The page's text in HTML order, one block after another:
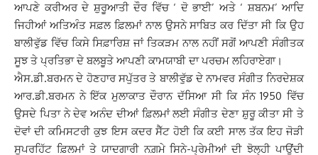
ਆਪਣੇ ਕਰੀਅਰ ਦੇ ਸ਼ੁਰੂਆਤੀ ਦੌਰ ਵਿੱਚ ‘ ਦੋ ਭਾਈ’ ਅਤੇ ‘ ਸ਼ਬਨਮ’ ਆਦਿ
ਜਿਹੀਆਂ ਅਤਿਅੰਤ ਸਫ਼ਲ ਫ਼ਿਲਮਾਂ ਨਾਲ ਉਸਨੇ ਸਾਬਿਤ ਕਰ ਦਿੱਤਾ ਸੀ ਕਿ ਉਹ
ਬਾਲੀਵੁੱਡ ਵਿੱਚ ਕਿਸੇ ਸਿਫ਼ਾਰਿਸ਼ ਜਾਂ ਤਿਕੜਮ ਨਾਲ ਨਹੀਂ ਸਗੋਂ ਆਪਣੀ ਸੰਗੀਤਕ
ਸੂਝ ਤੇ ਪ੍ਰਤਿਭਾ ਦੇ ਬਲਬੂਤੇ ਆਪਣੀ ਕਾਮਯਾਬੀ ਦਾ ਪਰਚਮ ਲਹਿਰਾਏਗਾ।
ਐਸ.ਡੀ.ਬਰਮਨ ਦੇ ਹੋਣਹਾਰ ਸਪੁੱਤਰ ਤੇ ਬਾਲੀਵੁੱਡ ਦੇ ਨਾਮਵਰ ਸੰਗੀਤ ਨਿਰਦੇਸ਼ਕ
ਆਰ.ਡੀ.ਬਰਮਨ ਨੇ ਇੱਕ ਮੁਲਾਕਾਤ ਦੌਰਾਨ ਦੱਸਿਆ ਸੀ ਕਿ ਸੰਨ 1950 ਵਿੱਚ
ਉਸਦੇ ਪਿਤਾ ਨੇ ਦੇਵ ਅਨੰਦ ਦੀਆਂ ਫ਼ਿਲਮਾਂ ਲਈ ਸੰਗੀਤ ਦੇਣਾ ਸ਼ੁਰੂ ਕੀਤਾ ਸੀ ਤੇ
ਦੋਵਾਂ ਦੀ ਕਮਿਸਟਰੀ ਕੁਝ ਇਸ ਕਦਰ ਸੈੱਟ ਹੋਈ ਕਿ ਕਈ ਸਾਲ ਤੱਕ ਇਹ ਜੋੜੀ
ਸੁਪਰਹਿੱਟ ਫ਼ਿਲਮਾਂ ਤੇ ਯਾਦਗਾਰੀ ਨਗ਼ਮੇ ਸਿਨੇ-ਪ੍ਰੇਮੀਆਂ ਦੀ ਝੋਲ੍ਹੀ ਪਾਉਂਦੀ